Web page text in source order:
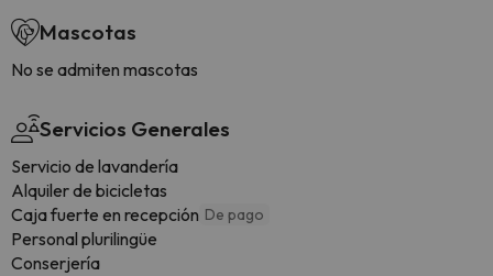
Mascotas
No se admiten mascotas
Servicios Generales
Servicio de lavandería
Alquiler de bicicletas
Caja fuerte en recepción De pago
Personal plurilingüe
Conserjería